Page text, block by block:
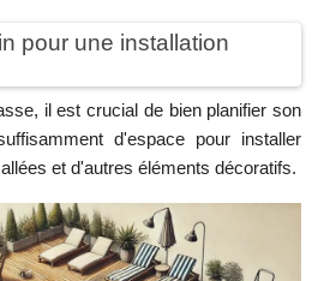
pour une installation
il est crucial de bien planifier son
d'espace pour installer
et d'autres éléments décoratifs.